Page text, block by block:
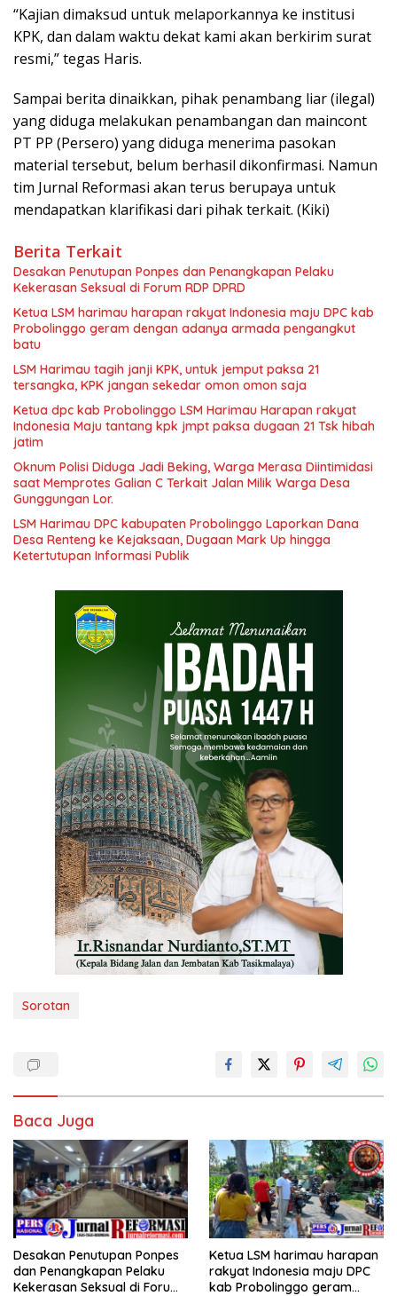
“Kajian dimaksud untuk melaporkannya ke institusi
KPK, dan dalam waktu dekat kami akan berkirim surat
resmi,” tegas Haris.
Sampai berita dinaikkan, pihak penambang liar (ilegal)
yang diduga melakukan penambangan dan maincont
PT PP (Persero) yang diduga menerima pasokan
material tersebut, belum berhasil dikonfirmasi. Namun
tim Jurnal Reformasi akan terus berupaya untuk
mendapatkan klarifikasi dari pihak terkait. (Kiki)
Berita Terkait
Desakan Penutupan Ponpes dan Penangkapan Pelaku
Kekerasan Seksual di Forum RDP DPRD
Ketua LSM harimau harapan rakyat Indonesia maju DPC kab
Probolinggo geram dengan adanya armada pengangkut
batu
LSM Harimau tagih janji KPK, untuk jemput paksa 21
tersangka, KPK jangan sekedar omon omon saja
Ketua dpc kab Probolinggo LSM Harimau Harapan rakyat
Indonesia Maju tantang kpk jmpt paksa dugaan 21 Tsk hibah
jatim
Oknum Polisi Diduga Jadi Beking, Warga Merasa Diintimidasi
saat Memprotes Galian C Terkait Jalan Milik Warga Desa
Gunggungan Lor.
LSM Harimau DPC kabupaten Probolinggo Laporkan Dana
Desa Renteng ke Kejaksaan, Dugaan Mark Up hingga
Ketertutupan Informasi Publik
Sorotan
Baca Juga
Desakan Penutupan Ponpes
dan Penangkapan Pelaku
Kekerasan Seksual di Forum
Ketua LSM harimau harapan
rakyat Indonesia maju DPC
kab Probolinggo geram